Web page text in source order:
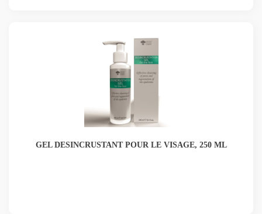
GEL DESINCRUSTANT POUR LE VISAGE, 250 ML